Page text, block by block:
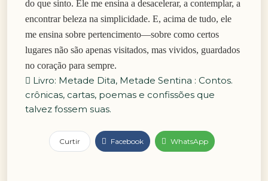
do que sinto. Ele me ensina a desacelerar, a contemplar, a
encontrar beleza na simplicidade. E, acima de tudo, ele
me ensina sobre pertencimento—sobre como certos
lugares não são apenas visitados, mas vividos, guardados
no coração para sempre.
Livro: Metade Dita, Metade Sentina : Contos.
crônicas, cartas, poemas e confissões que
talvez fossem suas.
Curtir Facebook WhatsApp